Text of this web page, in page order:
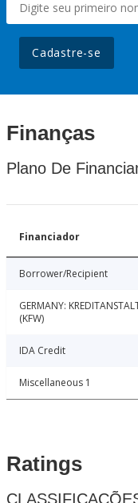
Cadastre-se
Finanças
Plano De
Financiador
Borrower/Recipient
GERMANY:
(KFW)
IDA Credit
Miscellaneous 1
Ratings